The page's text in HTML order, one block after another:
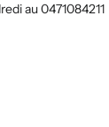
au 0471084211